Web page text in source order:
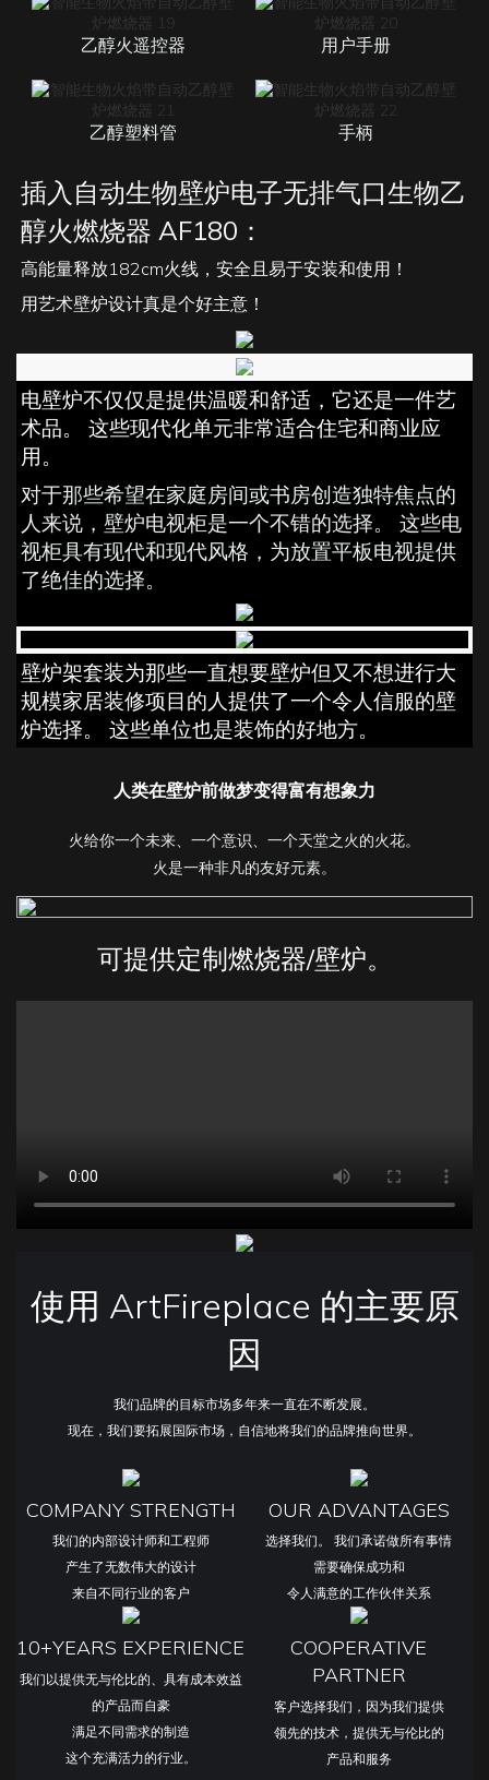
乙醇火遥控器 用户手册
乙醇塑料管 手柄
插入自动生物壁炉电子无排气口生物乙
醇火燃烧器 AF180：
高能量释放182cm火线，安全且易于安装和使用！
用艺术壁炉​​设计真是个好主意！
电壁炉不仅仅是提供温暖和舒适，它还是一件艺
术品。 这些现代化单元非常适合住宅和商业应
用。
对于那些希望在家庭房间或书房创造独特焦点的
人来说，壁炉电视柜是一个不错的选择。 这些电
视柜具有现代和现代风格，为放置平板电视提供
了绝佳的选择。
壁炉架套装为那些一直想要壁炉但又不想进行大
规模家居装修项目的人提供了一个令人信服的壁
炉选择。 这些单位也是装饰的好地方。
人类在壁炉前做梦变得富有想象力
火给你一个未来、一个意识、一个天堂之火的火花。
火是一种非凡的友好元素。
可提供定制燃烧器/壁炉。
使用 ArtFireplace 的主要原
因
我们品牌的目标市场多年来一直在不断发展。
现在，我们要拓展国际市场，自信地将我们的品牌推向世界。
COMPANY STRENGTH
我们的内部设计师和工程师
产生了无数伟大的设计
来自不同行业的客户
OUR ADVANTAGES
选择我们。 我们承诺做所有事情
需要确保成功和
令人满意的工作伙伴关系
10+YEARS EXPERIENCE
我们以提供无与伦比的、具有成本效益
的产品而自豪
满足不同需求的制造
这个充满活力的行业。
COOPERATIVE
PARTNER
客户选择我们，因为我们提供
领先的技术，提供无与伦比的
产品和服务